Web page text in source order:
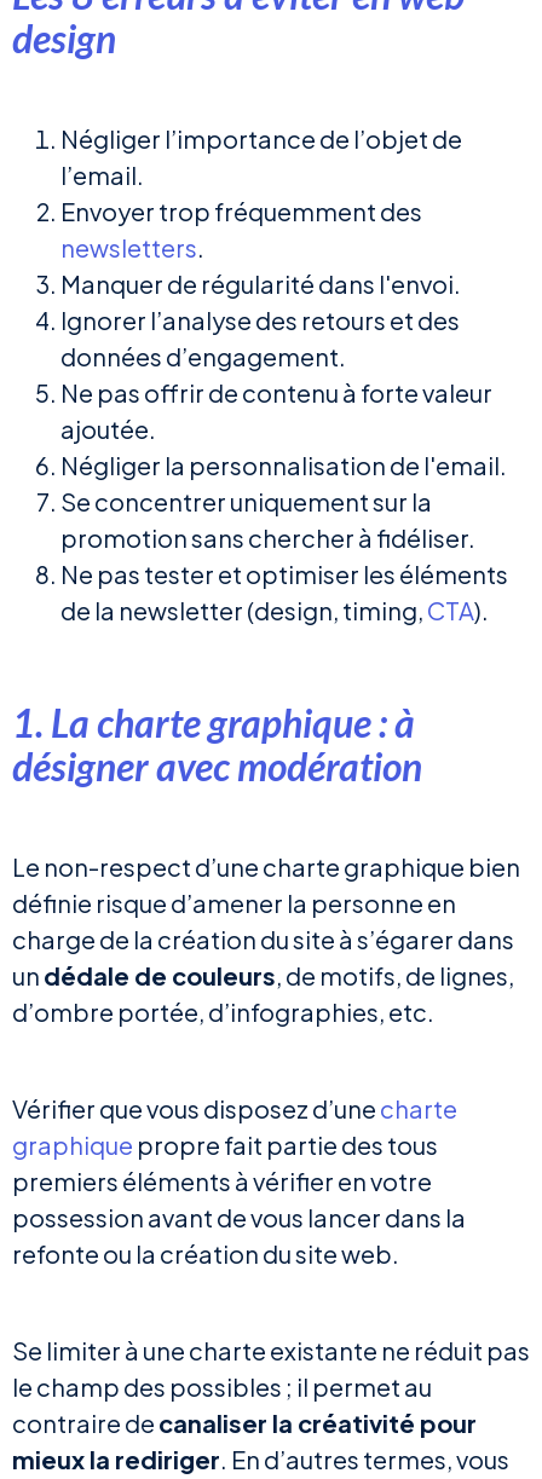
design
Négliger l’importance de l’objet de
l’email.
Envoyer trop fréquemment des
newsletters.
Manquer de régularité dans l'envoi.
Ignorer l’analyse des retours et des
données d’engagement.
Ne pas offrir de contenu à forte valeur
ajoutée.
Négliger la personnalisation de l'email.
Se concentrer uniquement sur la
promotion sans chercher à fidéliser.
Ne pas tester et optimiser les éléments
de la newsletter (design, timing, CTA).
1. La charte graphique : à
désigner avec modération
Le non-respect d’une charte graphique bien
définie risque d’amener la personne en
charge de la création du site à s’égarer dans
un dédale de couleurs, de motifs, de lignes,
d’ombre portée, d’infographies, etc.
Vérifier que vous disposez d’une charte
graphique propre fait partie des tous
premiers éléments à vérifier en votre
possession avant de vous lancer dans la
refonte ou la création du site web.
Se limiter à une charte existante ne réduit pas
le champ des possibles ; il permet au
contraire de canaliser la créativité pour
mieux la rediriger. En d’autres termes, vous